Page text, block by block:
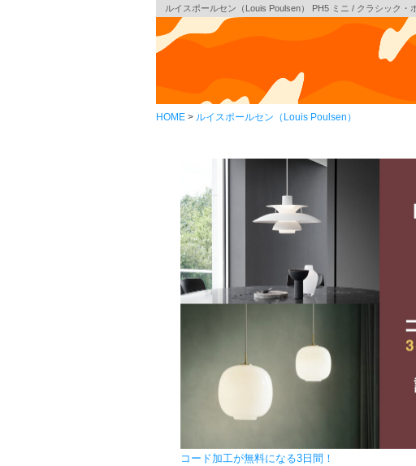
ルイスポールセン（Louis Poulsen） PH5 ミニ / クラシック・
HOME ルイスポールセン（Louis Poulsen）
コード加工が無料になる3日間！